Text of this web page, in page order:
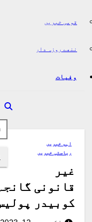
قومی خبریں
ننھے روزہ دار
وفیات
اہم خبریں
ریاستی خبریں
غیر
قانونی
کوبیدر